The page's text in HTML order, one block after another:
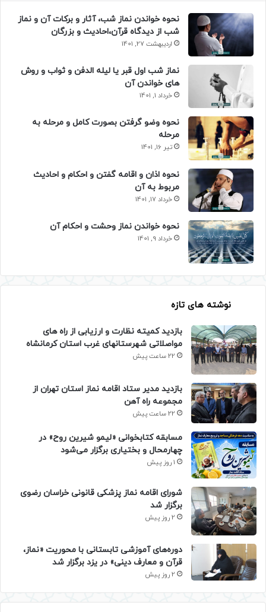
نحوه خواندن نماز شب، آثار و برکات آن و نماز
شب از دیدگاه قرآن،احادیث و بزرگان
اردیبهشت 27, 1401
نماز شب اول قبر یا لیله الدفن و ثواب و روش
های خواندن آن
خرداد 1, 1401
نحوه وضو گرفتن بصورت کامل و مرحله به
مرحله
تیر 16, 1401
نحوه اذان و اقامه گفتن و احکام و احادیث
مربوط به آن
خرداد 17, 1401
نحوه خواندن نماز وحشت و احکام آن
خرداد 9, 1401
نوشته های تازه
بازدید کمیته نظارت و ارزیابی از راه های
مواصلاتی شهرستانهای غرب استان کرمانشاه
22 ساعت پیش
بازدید مدیر ستاد اقامه نماز استان تهران از
مجموعه راه آهن
22 ساعت پیش
مسابقه کتابخوانی «لیمو شیرین روح» در
چهارمحال و بختیاری برگزار می‌شود
1 روز پیش
شورای اقامه نماز پزشکی قانونی خراسان رضوی
برگزار شد
2 روز پیش
دوره‌های آموزشی تابستانی با محوریت «نماز،
قرآن و معارف دینی» در یزد برگزار شد
2 روز پیش